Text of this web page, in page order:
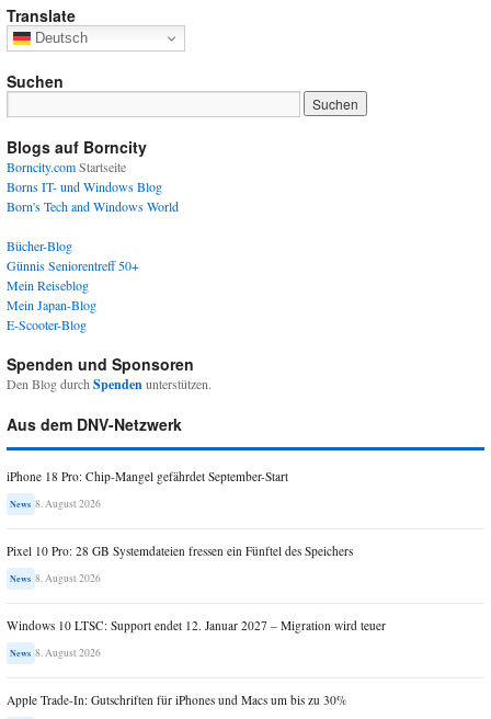
Translate
Deutsch
Suchen
Blogs auf Borncity
Borncity.comStartseite
Borns IT- und Windows Blog
Born's Tech and Windows World
Bücher-Blog
Günnis Seniorentreff 50+
Mein Reiseblog
Mein Japan-Blog
E-Scooter-Blog
Spenden und Sponsoren
Den Blog durchSpendenunterstützen.
Aus dem DNV-Netzwerk
iPhone 18 Pro: Chip-Mangel gefährdet September-Start
News 8. August 2026
Pixel 10 Pro: 28 GB Systemdateien fressen ein Fünftel des Speichers
News 8. August 2026
Windows 10 LTSC: Support endet 12. Januar 2027 – Migration wird teuer
News 8. August 2026
Apple Trade-In: Gutschriften für iPhones und Macs um bis zu 30%